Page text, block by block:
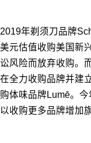
2019年剃须刀品牌
美元估值收购美国新
讼风险而放弃收购。
在全力收购品牌并建
购体味品牌Lumē。今
以收购更多品牌增加